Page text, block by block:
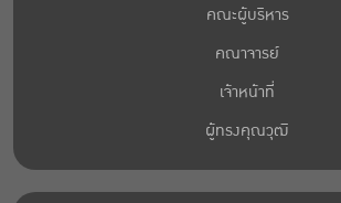
คณะผู้บริหาร
คณาจารย์
เจ้าหน้าที่
ผู้ทรงคุณวุฒิ